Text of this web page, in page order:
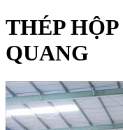
THÉP
QUANG